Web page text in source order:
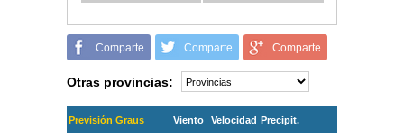
Comparte Comparte Comparte
Otras provincias:
Previsión Graus Viento Velocidad Precipit.